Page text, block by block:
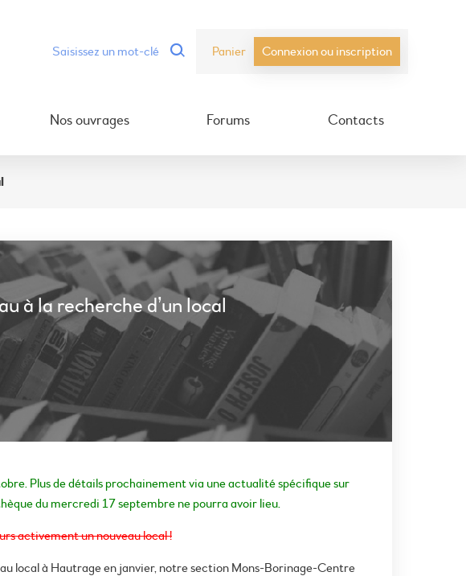
Panier Connexion ou inscription
Nos ouvrages Forums Contacts
à la recherche d’un local
Plus de détails prochainement via une actualité spécifique sur
du mercredi 17 septembre ne pourra avoir lieu.
activement un nouveau local !
local à Hautrage en janvier, notre section Mons-Borinage-Centre